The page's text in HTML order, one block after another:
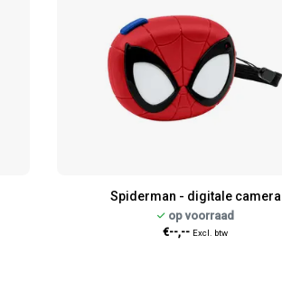
Spiderman - digitale camera
op voorraad
€--,-- Excl. btw